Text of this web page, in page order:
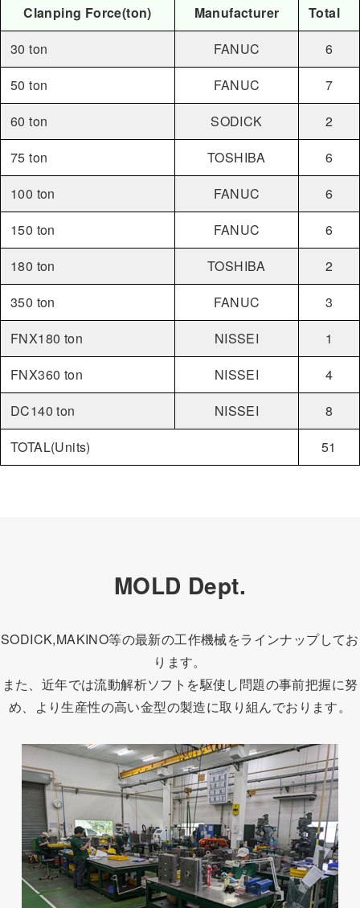
Clanping Force(ton)
Manufacturer
Total
30 ton
FANUC
6
50 ton
FANUC
7
60 ton
SODICK
2
75 ton
TOSHIBA
6
100 ton
FANUC
6
150 ton
FANUC
6
180 ton
TOSHIBA
2
350 ton
FANUC
3
FNX180 ton
NISSEI
1
FNX360 ton
NISSEI
4
DC140 ton
NISSEI
8
TOTAL(Units)
51
MOLD Dept.
SODICK,MAKINO等の最新の工作機械をラインナップしてお
ります。
また、近年では流動解析ソフトを駆使し問題の事前把握に努
め、より生産性の高い金型の製造に取り組んでおります。